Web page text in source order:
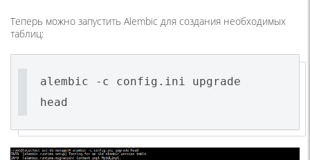
Теперь можно запустить Alembic для создания необходимых
таблиц:
alembic -c config.ini upgrade
head